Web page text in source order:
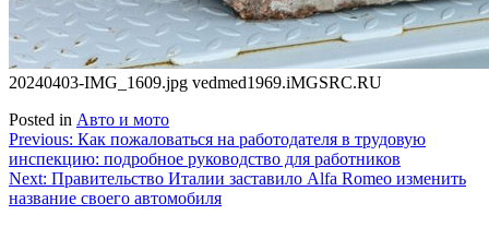
20240403-IMG_1609.jpg vedmed1969.iMGSRC.RU
Posted in Авто и мото
Навигация
по
записям
Previous: Как пожаловаться на работодателя в трудовую
инспекцию: подробное руководство для работников
Next: Правительство Италии заставило Alfa Romeo изменить
название своего автомобиля